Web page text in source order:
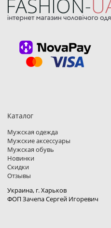
Каталог
Мужская одежда
Мужские аксессуары
Мужская обувь
Новинки
Скидки
Отзывы
Украина, г. Харьков
ФОП Зачепа Сергей Игоревич